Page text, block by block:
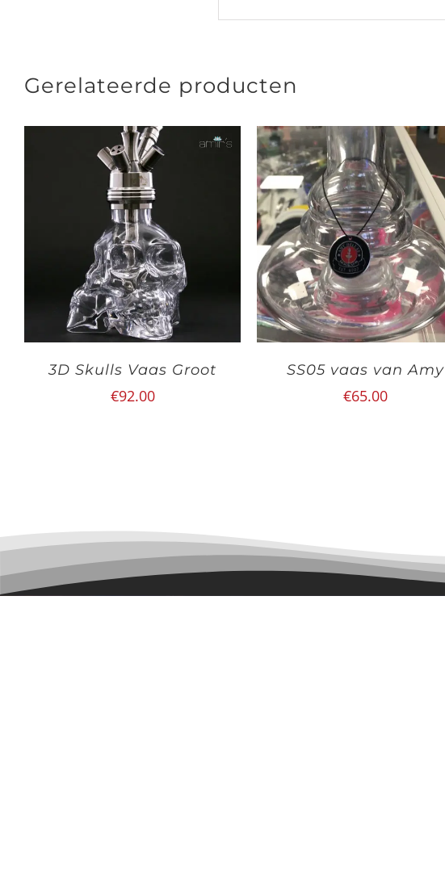
Gerelateerde producten
3D Skulls Vaas Groot
€92.00
SS05 vaas van Amy
€65.00